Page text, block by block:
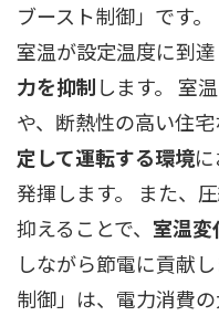
ブースト制御」です。
室温が設定温度に到
力を抑制します。 室
や、断熱性の高い住宅
定して運転する環境
発揮します。 また、
抑えることで、 室温
しながら節電に貢献
制御」は、電力消費